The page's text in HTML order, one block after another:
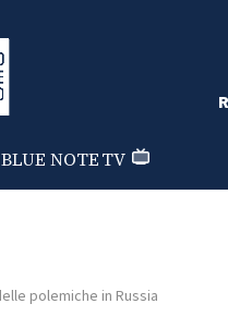
Monte Carlo
BLUE NOTETV
polemiche in Russia